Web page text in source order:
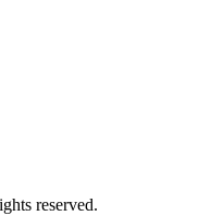
reserved.